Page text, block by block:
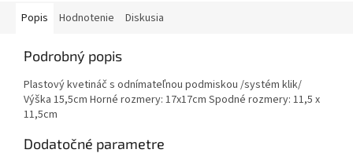
Popis Hodnotenie Diskusia
Podrobný popis
Plastový kvetináč s odnímateľnou podmiskou /systém klik/
Výška 15,5cm Horné rozmery: 17x17cm Spodné rozmery: 11,5 x
11,5cm
Dodatočné parametre